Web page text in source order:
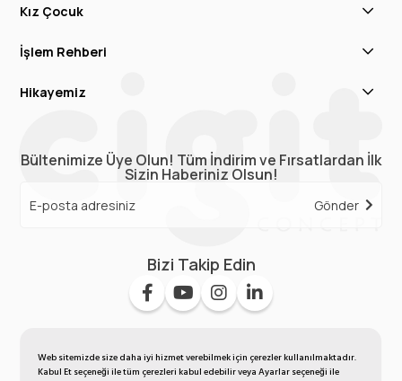
Web sitemizde size daha iyi hizmet verebilmek için çerezler kullanılmaktadır.
Kabul Et seçeneği ile tüm çerezleri kabul edebilir veya Ayarlar seçeneği ile
Kız Çocuk
İşlem Rehberi
Hikayemiz
Bültenimize Üye Olun! Tüm İndirim ve Fırsatlardan İlk
Sizin Haberiniz Olsun!
Gönder
Bizi Takip Edin